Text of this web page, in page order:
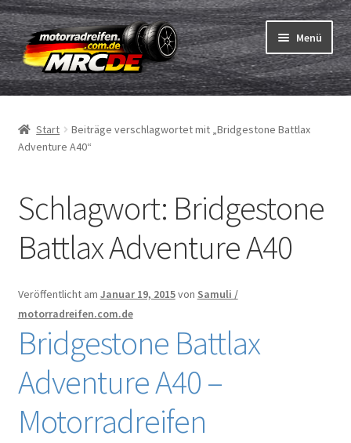
Zur
Navigation
springen
Zum
Inhalt
springen
Menü
Reifen
Schläuche
ABC
Reifentest
Marken
Kontakt
Start
Beiträge verschlagwortet mit „Bridgestone Battlax
Adventure A40“
Schlagwort: Bridgestone
Battlax Adventure A40
Veröffentlicht am Januar 19, 2015von Samuli /
motorradreifen.com.de
Bridgestone Battlax
Adventure A40 –
Motorradreifen